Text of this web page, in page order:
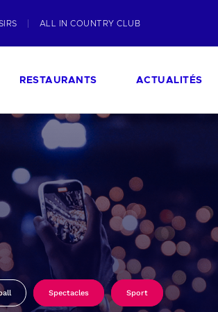
ALL IN COUNTRY CLUB
RESTAURANTS ACTUALITÉS
Spectacles Sport